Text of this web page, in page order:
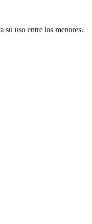
su uso entre los menores.